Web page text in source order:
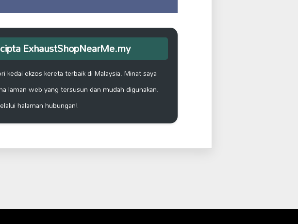
ExhaustShopNearMe.my
ekzos kereta terbaik di Malaysia. Minat saya
laman web yang tersusun dan mudah digunakan.
halaman hubungan!